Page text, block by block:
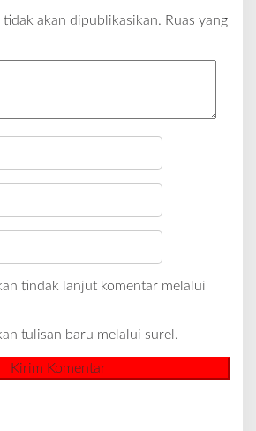
tidak akan dipublikasikan. Ruas yang
tindak lanjut komentar melalui
tulisan baru melalui surel.